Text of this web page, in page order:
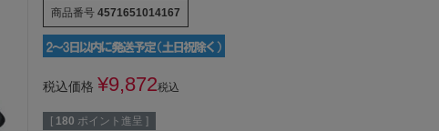
商品番号 4571651014167
税込価格 ¥9,872税込
[ 180 ポイント進呈 ]